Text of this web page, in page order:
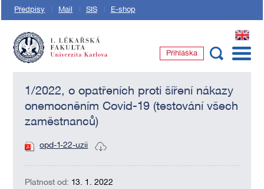
Předpisy Mail SIS E-shop
EN
Přihláška
1/2022, o opatřeních proti šíření nákazy
onemocněním Covid-19 (testování všech
zaměstnanců)
opd-1-22-uzii
Platnost od: 13. 1. 2022